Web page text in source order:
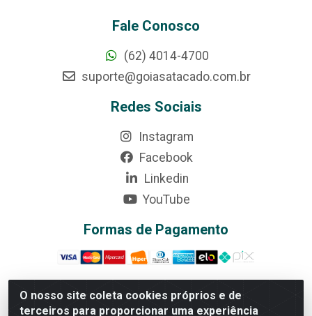
O nosso site coleta cookies próprios e de
terceiros para proporcionar uma experiência
Fale Conosco
(62) 4014-4700
suporte@goiasatacado.com.br
Redes Sociais
Instagram
Facebook
Linkedin
YouTube
Formas de Pagamento
Rede Brasil - Avenida Universitária, nº 3860, Jardim das